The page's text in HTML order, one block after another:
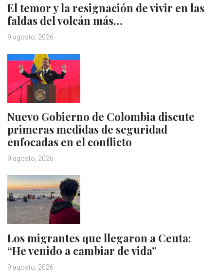
El temor y la resignación de vivir en las
faldas del volcán más…
9 agosto, 2026
Nuevo Gobierno de Colombia discute
primeras medidas de seguridad
enfocadas en el conflicto
9 agosto, 2026
Los migrantes que llegaron a Ceuta:
“He venido a cambiar de vida”
9 agosto, 2026